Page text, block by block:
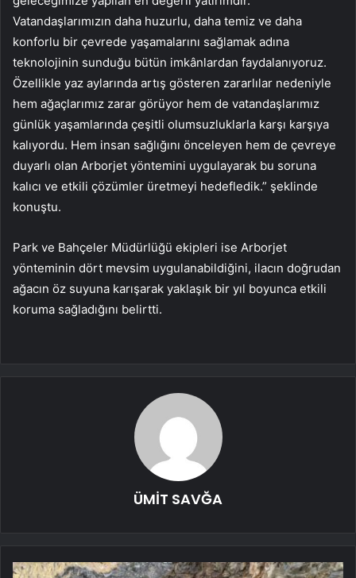
Vatandaşlarımızın daha huzurlu, daha temiz ve daha
konforlu bir çevrede yaşamalarını sağlamak adına
teknolojinin sunduğu bütün imkânlardan faydalanıyoruz.
Özellikle yaz aylarında artış gösteren zararlılar nedeniyle
hem ağaçlarımız zarar görüyor hem de vatandaşlarımız
günlük yaşamlarında çeşitli olumsuzluklarla karşı karşıya
kalıyordu. Hem insan sağlığını önceleyen hem de çevreye
duyarlı olan Arborjet yöntemini uygulayarak bu soruna
kalıcı ve etkili çözümler üretmeyi hedefledik.” şeklinde
konuştu.
Park ve Bahçeler Müdürlüğü ekipleri ise Arborjet
yönteminin dört mevsim uygulanabildiğini, ilacın doğrudan
ağacın öz suyuna karışarak yaklaşık bir yıl boyunca etkili
koruma sağladığını belirtti.
ÜMİT SAVĞA